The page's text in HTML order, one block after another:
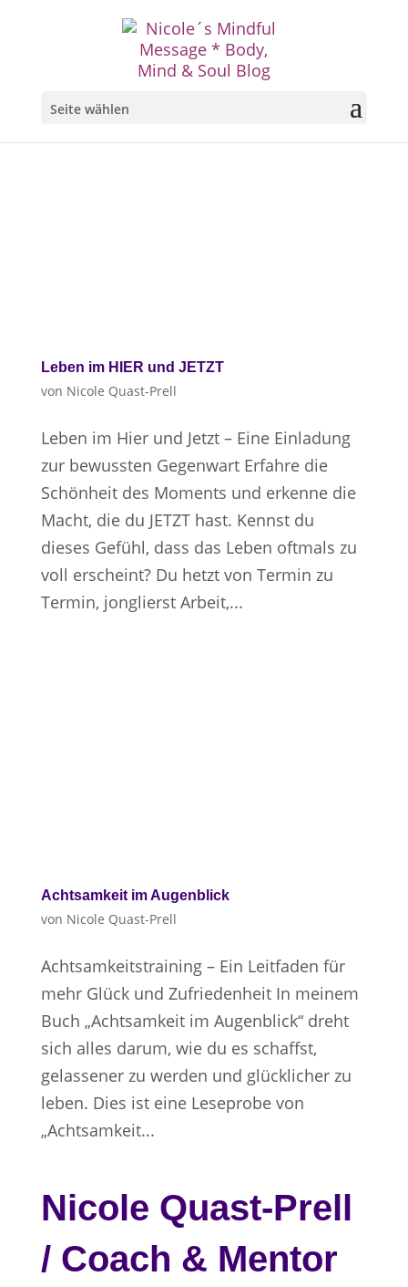
Seite wählen
Leben im HIER und JETZT
von Nicole Quast-Prell
Leben im Hier und Jetzt – Eine Einladung
zur bewussten Gegenwart Erfahre die
Schönheit des Moments und erkenne die
Macht, die du JETZT hast. Kennst du
dieses Gefühl, dass das Leben oftmals zu
voll erscheint? Du hetzt von Termin zu
Termin, jonglierst Arbeit,...
Achtsamkeit im Augenblick
von Nicole Quast-Prell
Achtsamkeitstraining – Ein Leitfaden für
mehr Glück und Zufriedenheit In meinem
Buch „Achtsamkeit im Augenblick“ dreht
sich alles darum, wie du es schaffst,
gelassener zu werden und glücklicher zu
leben. Dies ist eine Leseprobe von
„Achtsamkeit...
Nicole Quast-Prell
/ Coach & Mentor